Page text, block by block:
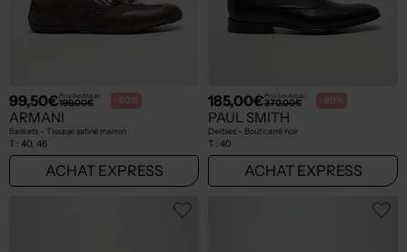
99,50€Prix boutique :
199,00€ -50%
ARMANI
Baskets - Tissage satiné marron
T : 40, 46
ACHAT EXPRESS
185,00€Prix boutique :
370,00€ -50%
PAUL SMITH
Derbies - Bout carré noir
T : 40
ACHAT EXPRESS